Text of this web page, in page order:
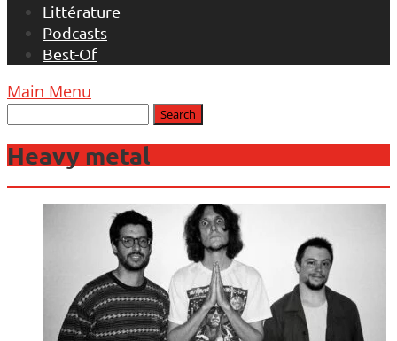
Littérature
Podcasts
Best-Of
Main Menu
Heavy metal